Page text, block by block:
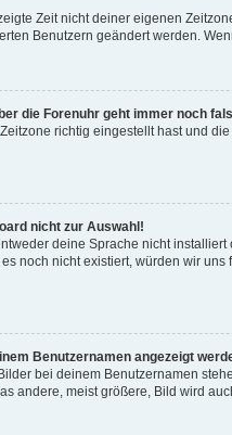
Zeit nicht deiner eigenen
Benutzern geändert werden.
die Forenuhr geht immer noch
richtig eingestellt hast und
nicht zur Auswahl!
deine Sprache nicht
noch nicht existiert, würden wir
Benutzernamen angezeigt
bei deinem Benutzernamen
andere, meist größere, Bild wird